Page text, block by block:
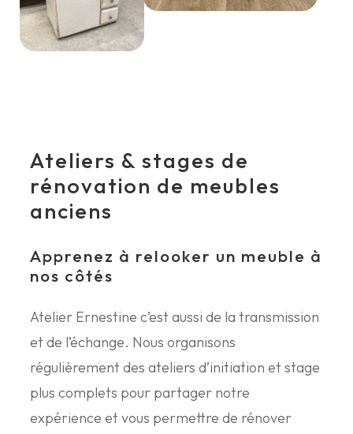
Ateliers & stages de
rénovation de meubles
anciens
Apprenez à relooker un meuble à
nos côtés
Atelier Ernestine c’est aussi de la transmission
et de l’échange. Nous organisons
régulièrement des ateliers d’initiation et stage
plus complets pour partager notre
expérience et vous permettre de rénover